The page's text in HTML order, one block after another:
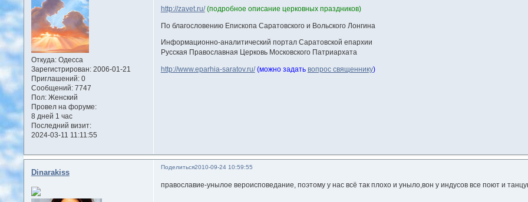
Откуда:Одесса
Зарегистрирован: 2006-01-21
Приглашений:0
Сообщений:7747
Пол:Женский
Провел на форуме:
8 дней 1 час
Последний визит:
2024-03-11 11:11:55
http://zavet.ru/ (подробное описание церковных праздников)
По благословению Епископа Саратовского и Вольского Лонгина
Информационно-аналитический портал Саратовской епархии
Русская Православная Церковь Московского Патриархата
http://www.eparhia-saratov.ru/ (можно задать вопрос священнику)
Поделиться2010-09-24 10:59:55
Dinarakiss
православие-унылое вероисповедание, поэтому у нас всё так плохо и уныло,вон у индусов все поют и